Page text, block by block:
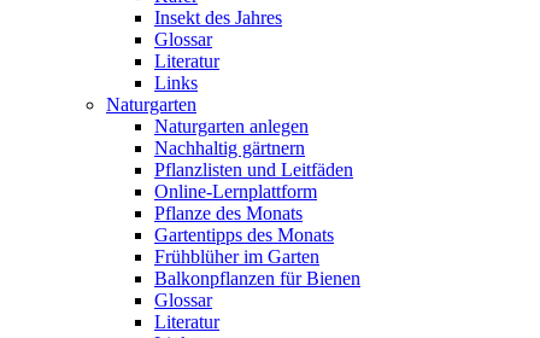
Insekt des Jahres
Glossar
Literatur
Links
Naturgarten
Naturgarten anlegen
Nachhaltig gärtnern
Pflanzlisten und Leitfäden
Online-Lernplattform
Pflanze des Monats
Gartentipps des Monats
Frühblüher im Garten
Balkonpflanzen für Bienen
Glossar
Literatur